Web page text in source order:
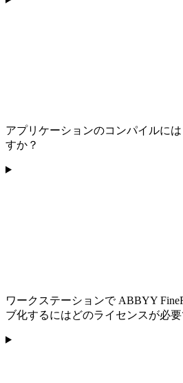
アプリケーションのコンパイルに
すか？
ワークステーションで ABBYY
ブ化するにはどのライセンスが必要